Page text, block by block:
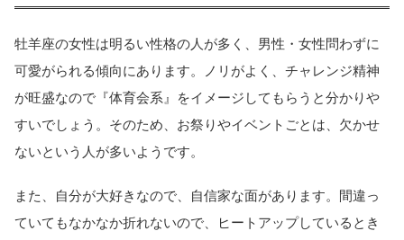
牡羊座の女性は明るい性格の人が多く、男性・女性問わずに
可愛がられる傾向にあります。ノリがよく、チャレンジ精神
が旺盛なので『体育会系』をイメージしてもらうと分かりや
すいでしょう。そのため、お祭りやイベントごとは、欠かせ
ないという人が多いようです。
また、自分が大好きなので、自信家な面があります。間違っ
ていてもなかなか折れないので、ヒートアップしているとき